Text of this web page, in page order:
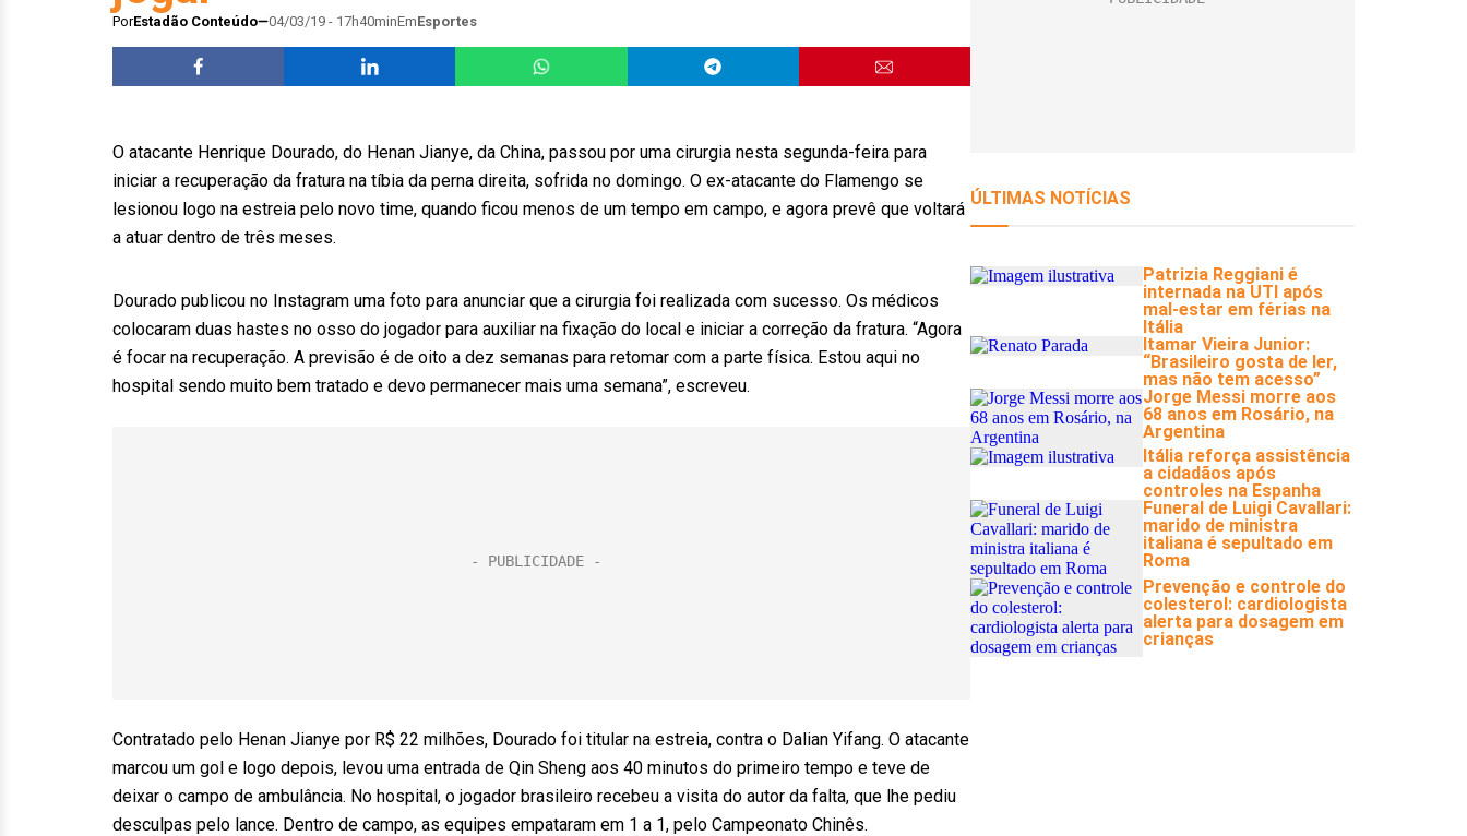
PorEstadão Conteúdo 04/03/19 - 17h40minEmEsportes
O atacante Henrique Dourado, do Henan Jianye, da China, passou por uma cirurgia nesta segunda-feira para
iniciar a recuperação da fratura na tíbia da perna direita, sofrida no domingo. O ex-atacante do Flamengo se
lesionou logo na estreia pelo novo time, quando ficou menos de um tempo em campo, e agora prevê que voltará
a atuar dentro de três meses.
Dourado publicou no Instagram uma foto para anunciar que a cirurgia foi realizada com sucesso. Os médicos
colocaram duas hastes no osso do jogador para auxiliar na fixação do local e iniciar a correção da fratura. “Agora
é focar na recuperação. A previsão é de oito a dez semanas para retomar com a parte física. Estou aqui no
hospital sendo muito bem tratado e devo permanecer mais uma semana”, escreveu.
Contratado pelo Henan Jianye por R$ 22 milhões, Dourado foi titular na estreia, contra o Dalian Yifang. O atacante
marcou um gol e logo depois, levou uma entrada de Qin Sheng aos 40 minutos do primeiro tempo e teve de
deixar o campo de ambulância. No hospital, o jogador brasileiro recebeu a visita do autor da falta, que lhe pediu
desculpas pelo lance. Dentro de campo, as equipes empataram em 1 a 1, pelo Campeonato Chinês.